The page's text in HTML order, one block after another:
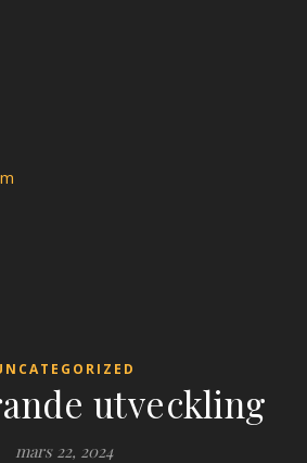
utveckling
mars 22, 2024